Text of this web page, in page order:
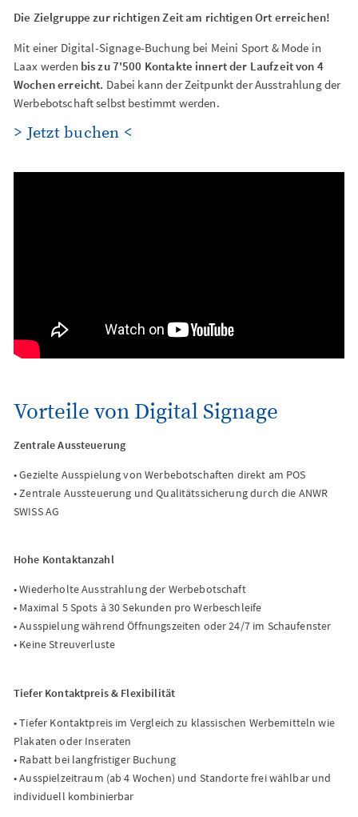
Die Zielgruppe zur richtigen Zeit am richtigen Ort erreichen!
Mit einer Digital-Signage-Buchung bei Meini Sport & Mode in
Laax werden bis zu 7'500 Kontakte innert der Laufzeit von 4
Wochen erreicht. Dabei kann der Zeitpunkt der Ausstrahlung der
Werbebotschaft selbst bestimmt werden.
> Jetzt buchen <
Vorteile von Digital Signage
Zentrale Aussteuerung
• Gezielte Ausspielung von Werbebotschaften direkt am POS
• Zentrale Aussteuerung und Qualitätssicherung durch die ANWR
SWISS AG
Hohe Kontaktanzahl
• Wiederholte Ausstrahlung der Werbebotschaft
• Maximal 5 Spots à 30 Sekunden pro Werbeschleife
• Ausspielung während Öffnungszeiten oder 24/7 im Schaufenster
• Keine Streuverluste
Tiefer Kontaktpreis & Flexibilität
• Tiefer Kontaktpreis im Vergleich zu klassischen Werbemitteln wie
Plakaten oder Inseraten
• Rabatt bei langfristiger Buchung
• Ausspielzeitraum (ab 4 Wochen) und Standorte frei wählbar und
individuell kombinierbar